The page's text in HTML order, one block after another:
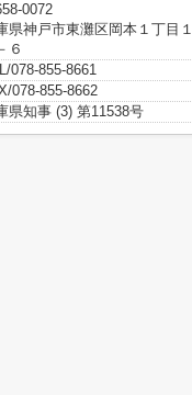
0072
県神戸市東灘区岡本１丁目１
６
078-855-8661
078-855-8662
県知事 (3) 第11538号